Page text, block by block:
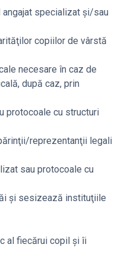
specializat şi/sau
copiilor de vârstă
necesare în caz de
după caz, prin
protocoale cu structuri
reprezentanţii legali
sau protocoale cu
şi sesizează instituţiile
al fiecărui copil și îi